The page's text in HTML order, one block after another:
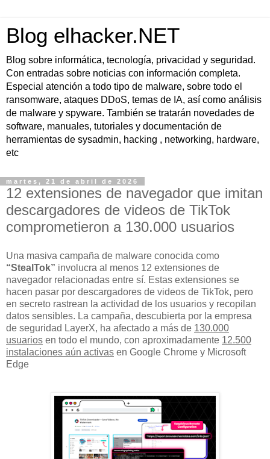
Blog elhacker.NET
Blog sobre informática, tecnología, privacidad y seguridad.
Con entradas sobre noticias con información completa.
Especial atención a todo tipo de malware, sobre todo el
ransomware, ataques DDoS, temas de IA, así como análisis
de malware y spyware. También se tratarán novedades de
software, manuales, tutoriales y documentación de
herramientas de sysadmin, hacking , networking, hardware,
etc
martes, 21 de abril de 2026
12 extensiones de navegador que imitan
descargadores de videos de TikTok
comprometieron a 130.000 usuarios
Una masiva campaña de malware conocida como
“StealTok” involucra al menos 12 extensiones de
navegador relacionadas entre sí. Estas extensiones se
hacen pasar por descargadores de videos de TikTok, pero
en secreto rastrean la actividad de los usuarios y recopilan
datos sensibles. La campaña, descubierta por la empresa
de seguridad LayerX, ha afectado a más de 130.000
usuarios en todo el mundo, con aproximadamente 12.500
instalaciones aún activas en Google Chrome y Microsoft
Edge